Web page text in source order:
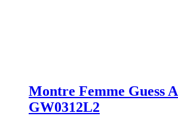
Montre Femme Guess
GW0312L2